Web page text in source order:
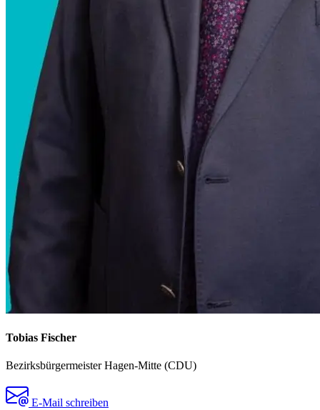
Tobias Fischer
Bezirksbürgermeister Hagen-Mitte (CDU)
E-Mail schreiben